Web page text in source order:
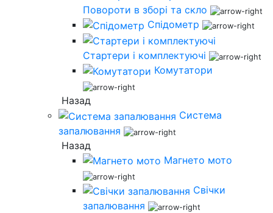
Повороти в зборі та скло
Спідометр
Стартери і комплектуючі
Комутатори
Назад
Система
запалювання
Назад
Магнето мото
Свічки
запалювання